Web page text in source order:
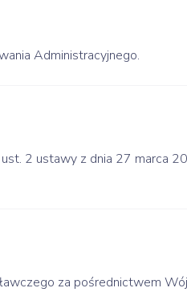
Administracyjnego.
2 ustawy z dnia 27 marca
za pośrednictwem